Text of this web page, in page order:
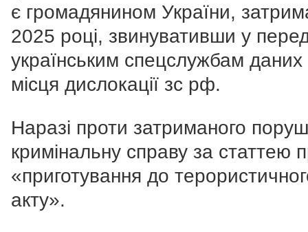
є громадянином України,
2025 році, звинувативши у
українським спецслужбам
місця дислокації зс рф.
Наразі проти затриманого
кримінальну справу за статтею
«приготування до
акту».